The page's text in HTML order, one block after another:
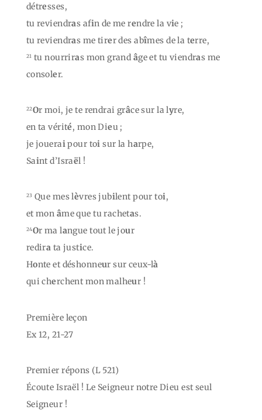
détresses,
tu reviendras afin de me rendre la vie ;
tu reviendras me tirer des abîmes de la terre,
21 tu nourriras mon grand âge et tu viendras me
consoler.
22Or moi, je te rendrai grâce sur la lyre,
en ta vérité, mon Dieu ;
je joueraipour toi sur la harpe,
Saint d’Israël !
23 Que mes lèvres jubilent pour toi,
et mon âme que tu rachetas.
24Or ma langue tout le jour
redira ta justice.
Honte et déshonneur sur ceux-là
qui cherchent mon malheur !
Première leçon
Ex 12, 21-27
Premier répons (L 521)
Écoute Israël ! Le Seigneur notre Dieu est seul
Seigneur !